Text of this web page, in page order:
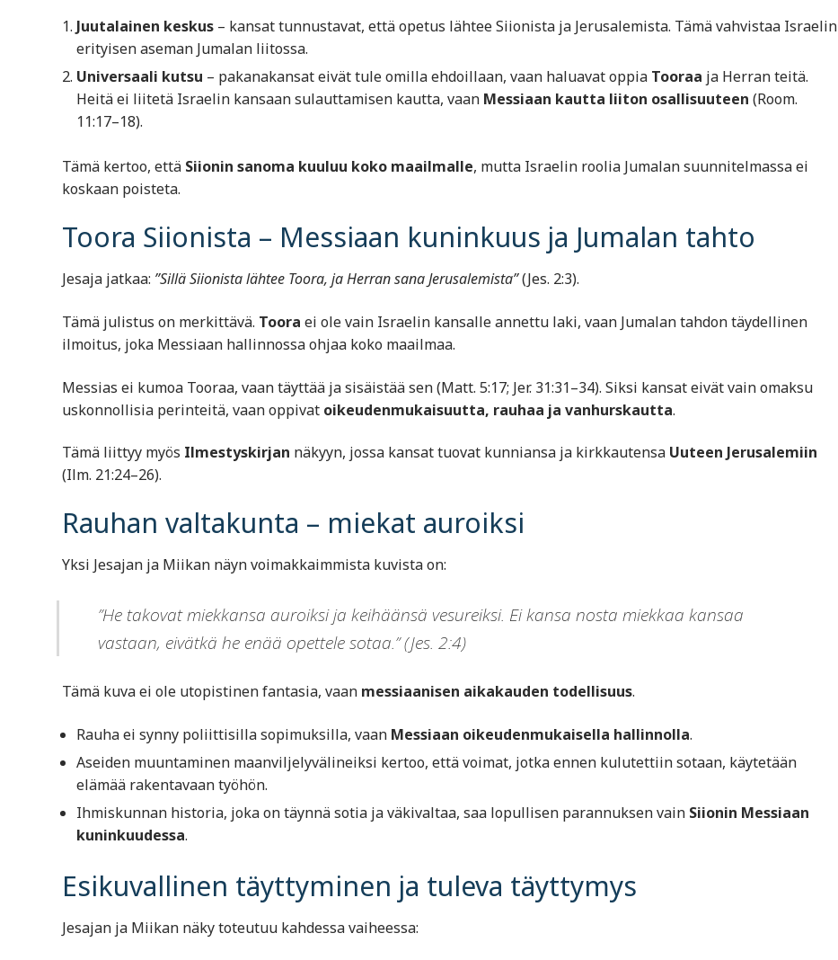
Juutalainen keskus– kansat tunnustavat, että opetus lähtee Siionista ja Jerusalemista. Tämä vahvistaa Israelin
erityisen aseman Jumalan liitossa.
Universaali kutsu – pakanakansat eivät tule omilla ehdoillaan, vaan haluavat oppia Tooraa ja Herran teitä.
Heitä ei liitetä Israelin kansaan sulauttamisen kautta, vaan Messiaan kautta liiton osallisuuteen (Room.
11:17–18).
Tämä kertoo, että Siionin sanoma kuuluu koko maailmalle, mutta Israelin roolia Jumalan suunnitelmassa ei
koskaan poisteta.
Toora Siionista – Messiaan kuninkuus ja Jumalan tahto
Jesaja jatkaa: ”Sillä Siionista lähtee Toora, ja Herran sana Jerusalemista”(Jes. 2:3).
Tämä julistus on merkittävä. Toora ei ole vain Israelin kansalle annettu laki, vaan Jumalan tahdon täydellinen
ilmoitus, joka Messiaan hallinnossa ohjaa koko maailmaa.
Messias ei kumoa Tooraa, vaan täyttää ja sisäistää sen (Matt. 5:17; Jer. 31:31–34). Siksi kansat eivät vain omaksu
uskonnollisia perinteitä, vaan oppivat oikeudenmukaisuutta, rauhaa ja vanhurskautta.
Tämä liittyy myös Ilmestyskirjan näkyyn, jossa kansat tuovat kunniansa ja kirkkautensa Uuteen Jerusalemiin
(Ilm. 21:24–26).
Rauhan valtakunta – miekat auroiksi
Yksi Jesajan ja Miikan näyn voimakkaimmista kuvista on:
”He takovat miekkansa auroiksi ja keihäänsä vesureiksi. Ei kansa nosta miekkaa kansaa
vastaan, eivätkä he enää opettele sotaa.” (Jes. 2:4)
Tämä kuva ei ole utopistinen fantasia, vaan messiaanisen aikakauden todellisuus.
Rauha ei synny poliittisilla sopimuksilla, vaan Messiaan oikeudenmukaisella hallinnolla.
Aseiden muuntaminen maanviljelyvälineiksi kertoo, että voimat, jotka ennen kulutettiin sotaan, käytetään
elämää rakentavaan työhön.
Ihmiskunnan historia, joka on täynnä sotia ja väkivaltaa, saa lopullisen parannuksen vain Siionin Messiaan
kuninkuudessa.
Esikuvallinen täyttyminen ja tuleva täyttymys
Jesajan ja Miikan näky toteutuu kahdessa vaiheessa: